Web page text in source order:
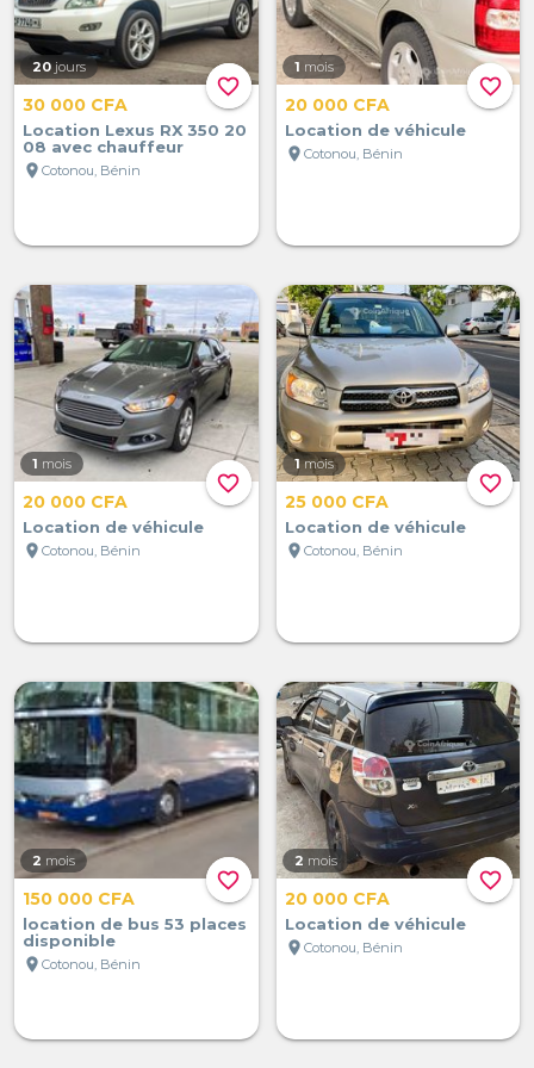
favorite_border
20 jours
30 000 CFA
Location Lexus RX 350 20
08 avec chauffeur
location_on Cotonou, Bénin
favorite_border
1 mois
20 000 CFA
Location de véhicule
location_on Cotonou, Bénin
favorite_border
1 mois
20 000 CFA
Location de véhicule
location_on Cotonou, Bénin
favorite_border
1 mois
25 000 CFA
Location de véhicule
location_on Cotonou, Bénin
favorite_border
2 mois
150 000 CFA
location de bus 53 places
disponible
location_on Cotonou, Bénin
favorite_border
2 mois
20 000 CFA
Location de véhicule
location_on Cotonou, Bénin